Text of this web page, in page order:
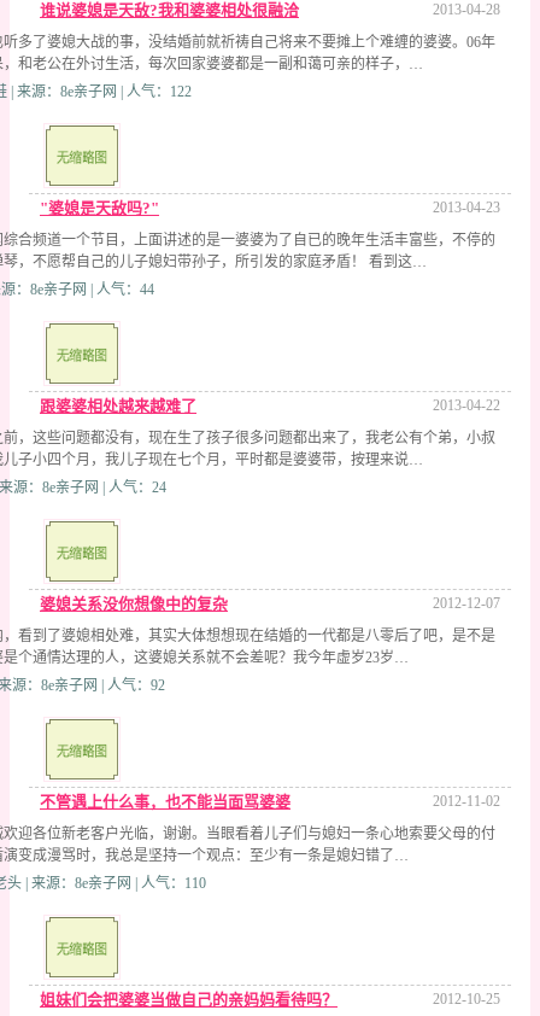
2013-04-28
谁说婆媳是天敌?我和婆婆相处很融洽
多了婆媳大战的事，没结婚前就祈祷自己将来不要摊上个难缠的婆婆。06年
和老公在外讨生活，每次回家婆婆都是一副和蔼可亲的样子，…
| 来源：8e亲子网 | 人气：122
2013-04-23
"婆媳是天敌吗?"
合频道一个节目，上面讲述的是一婆婆为了自已的晚年生活丰富些，不停的
，不愿帮自己的儿子媳妇带孙子，所引发的家庭矛盾！ 看到这…
：8e亲子网 | 人气：44
2013-04-22
跟婆婆相处越来越难了
，这些问题都没有，现在生了孩子很多问题都出来了，我老公有个弟，小叔
子小四个月，我儿子现在七个月，平时都是婆婆带，按理来说…
源：8e亲子网 | 人气：24
2012-12-07
婆媳关系没你想像中的复杂
看到了婆媳相处难，其实大体想想现在结婚的一代都是八零后了吧，是不是
个通情达理的人，这婆媳关系就不会差呢？我今年虚岁23岁…
源：8e亲子网 | 人气：92
2012-11-02
不管遇上什么事，也不能当面骂婆婆
迎各位新老客户光临，谢谢。当眼看着儿子们与媳妇一条心地索要父母的付
变成漫骂时，我总是坚持一个观点：至少有一条是媳妇错了…
| 来源：8e亲子网 | 人气：110
2012-10-25
姐妹们会把婆婆当做自己的亲妈妈看待吗？